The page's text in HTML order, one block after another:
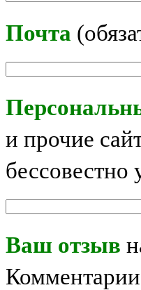
Почта
и прочие
бессовестно
Ваш отзыв